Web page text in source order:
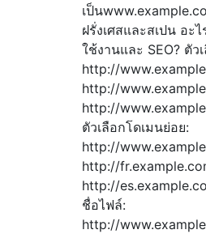
เป็น
ฝรั่งเศสและสเปน อะ
ใช้งานและ SEO? ตัว
http://
http://
http://
ตัวเลือกโดเมนย่อย:
http://
http://
http://
ชื่อไฟล์:
http://